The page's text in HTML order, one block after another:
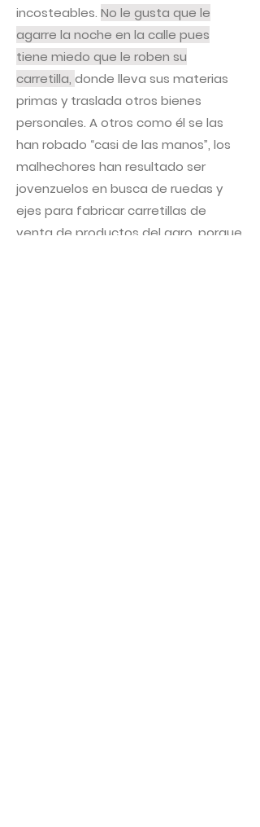
incosteables. No le gusta que le
agarre la noche en la calle pues
tiene miedo que le roben su
carretilla, donde lleva sus materias
primas y traslada otros bienes
personales. A otros como él se las
han robado “casi de las manos”, los
malhechores han resultado ser
jovenzuelos en busca de ruedas y
ejes para fabricar carretillas de
venta de productos del agro, porque